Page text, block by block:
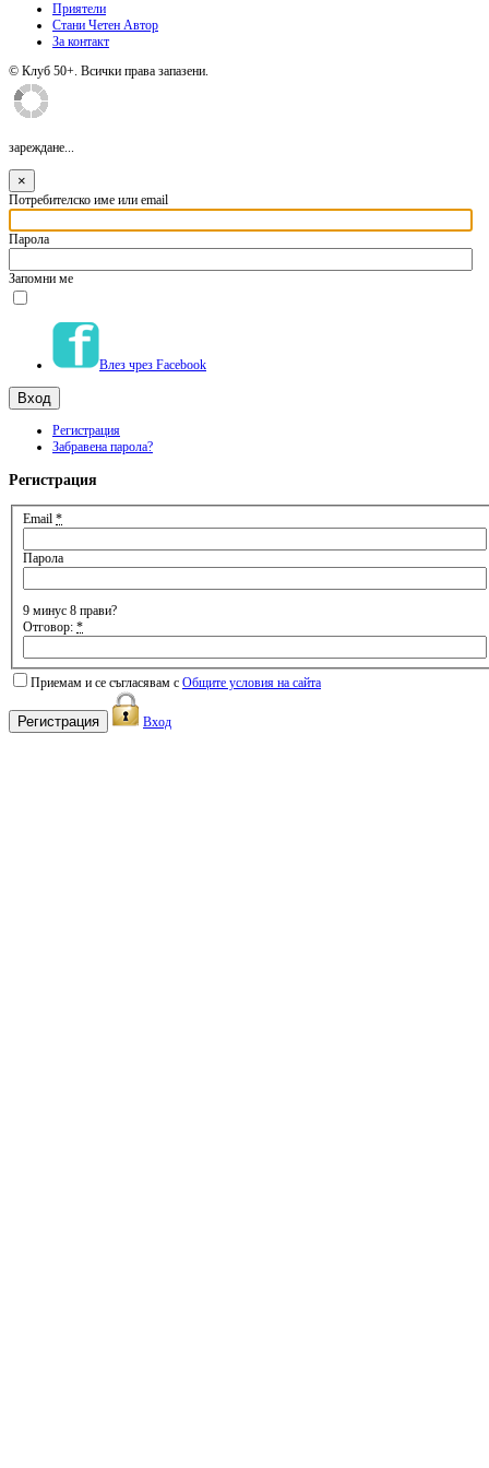
Приятели
Стани Четен Автор
За контакт
© Клуб 50+. Всички права запазени.
зареждане...
×
Потребителско име или email
Парола
Запомни ме
Влез чрез Facebook
Регистрация
Забравена парола?
Регистрация
Email *
Парола
9 минус 8 прави?
Отговор: *
Приемам и се съгласявам с Общите условия на сайта
Вход